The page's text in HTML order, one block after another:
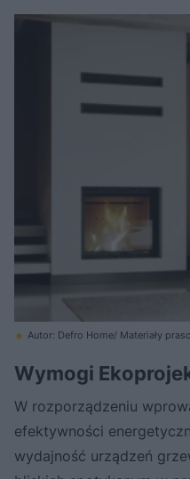
Autor: Defro Home/ Materiały
Wymogi
W rozporządzeniu
efektywności
wydajność urządzeń